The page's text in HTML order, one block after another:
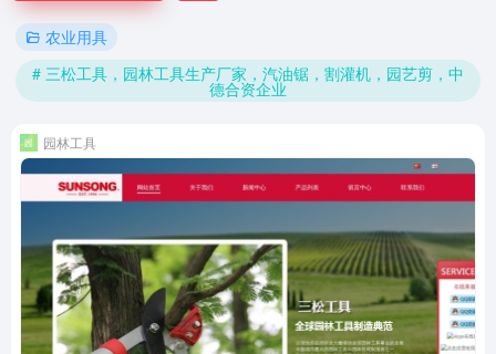
农业用具
# 三松工具，园林工具生产厂家，汽油锯，割灌机，园艺剪，中
德合资企业
园林工具